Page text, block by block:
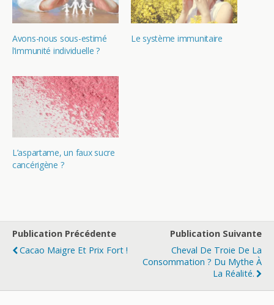
Avons-nous sous-estimé
l’immunité individuelle ?
Le système immunitaire
L’aspartame, un faux sucre
cancérigène ?
Publication Précédente
Cacao Maigre Et Prix Fort !
Publication Suivante
Cheval De Troie De La
Consommation ? Du Mythe À
La Réalité.